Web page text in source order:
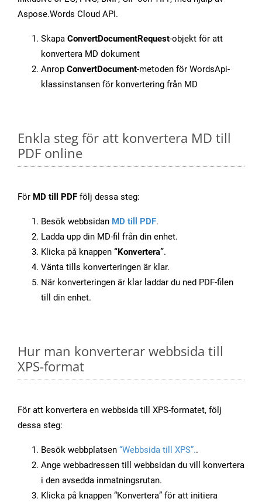
Aspose.Words Cloud API.
Skapa ConvertDocumentRequest-objekt för att
konvertera MD dokument
Anrop ConvertDocument-metoden för WordsApi-
klassinstansen för konvertering från MD
Enkla steg för att konvertera MD till
PDF online
För MD till PDF följ dessa steg:
Besök webbsidan MD till PDF.
Ladda upp din MD-fil från din enhet.
Klicka på knappen “Konvertera”.
Vänta tills konverteringen är klar.
När konverteringen är klar laddar du ned PDF-filen
till din enhet.
Hur man konverterar webbsida till
XPS-format
För att konvertera en webbsida till XPS-formatet, följ
dessa steg:
Besök webbplatsen “Webbsida till XPS”..
Ange webbadressen till webbsidan du vill konvertera
i den avsedda inmatningsrutan.
Klicka på knappen “Konvertera” för att initiera